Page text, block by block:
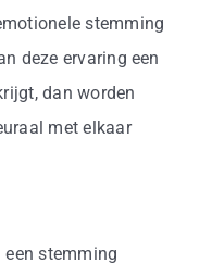
stemming
deze ervaring een
dan worden
met elkaar
een stemming